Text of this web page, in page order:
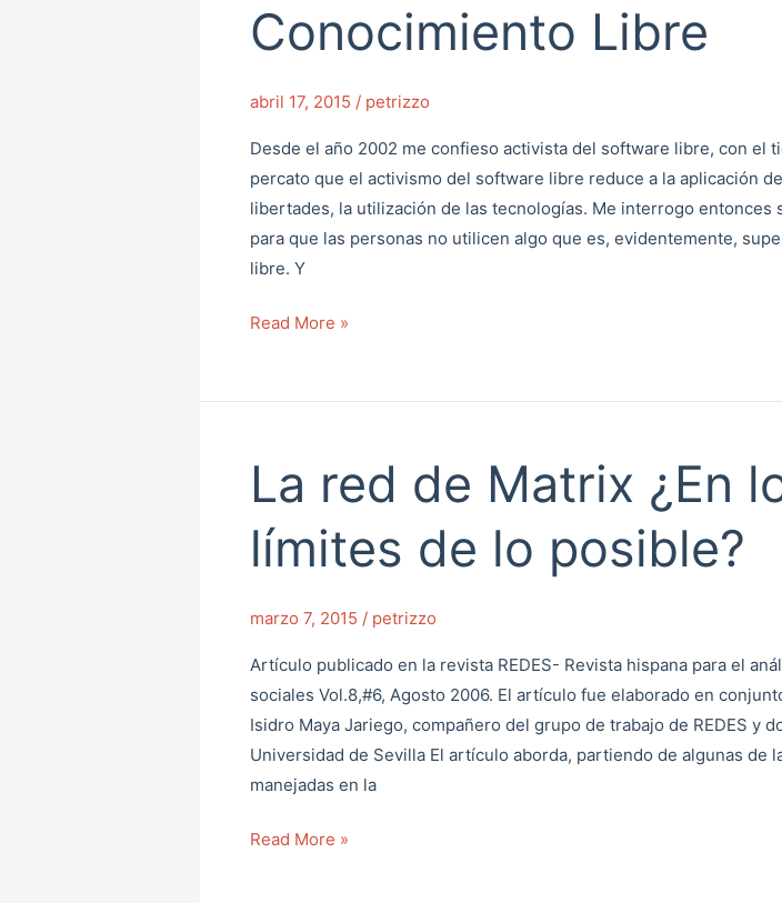
Conocimiento Libre
abril 17, 2015 / petrizzo
Desde el año 2002 me confieso activista del software libre, con el
percato que el activismo del software libre reduce a la aplicación
libertades, la utilización de las tecnologías. Me interrogo entonces
para que las personas no utilicen algo que es, evidentemente,
libre. Y
Conocimiento
Read More »
La red de Matrix ¿En
límites de lo posible?
marzo 7, 2015 / petrizzo
Artículo publicado en la revista REDES- Revista hispana para el
sociales Vol.8,#6, Agosto 2006. El artículo fue elaborado en
Isidro Maya Jariego, compañero del grupo de trabajo de REDES y
Universidad de Sevilla El artículo aborda, partiendo de algunas de
manejadas en la
La
red
de
los
de
lo
posible?
Read More »